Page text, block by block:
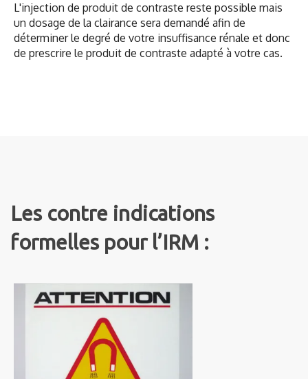
L'injection de produit de contraste reste possible mais
un dosage de la clairance sera demandé afin de
déterminer le degré de votre insuffisance rénale et donc
de prescrire le produit de contraste adapté à votre cas.
Les contre indications
formelles pour l’IRM :